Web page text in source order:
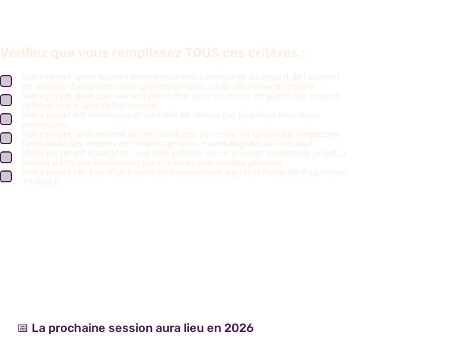
Vérifiez que vous remplissez TOUS ces critères :
Votre projet apporte une réponse nouvelle / améliorée au regard de l'existant
en matière d'insertion socio-professionnelle, ou de décrochage scolaire
Votre projet, quel que soit son périmètre, aura au moins en partie des impacts
et bénéfices à Lyon (intra-muros)
Votre projet est développé et sera mis en œuvre par plusieurs structures
partenaires
Votre projet, ainsi qu'une de ces structures au moins (la candidate) respectent
l'ensemble des critères de l'intérêt général et sont éligibles au mécénat
Votre projet est émergent : une idée précise, ou un premier modèle de projet, a
besoin d'être expérimenté(e) pour trouver son modèle pérenne
Votre projet fait état d'un besoin de financement auprès d'Audacité d'au moins
10 000 €
📅 La prochaine session aura lieu en 2026